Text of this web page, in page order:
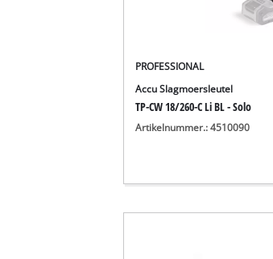
PROFESSIONAL
Accu Slagmoersleutel
TP-CW 18/260-C Li BL - Solo
Artikelnummer.: 4510090